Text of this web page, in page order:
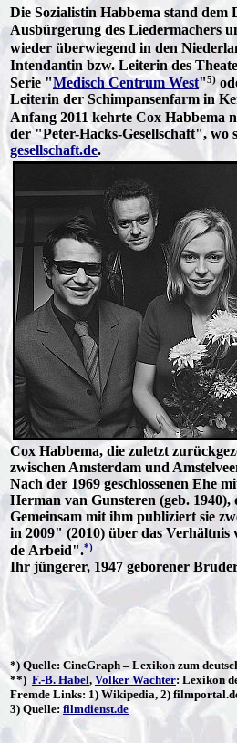
Die Sozialistin Habbema stand dem
Ausbürgerung des Liedermachers
wieder überwiegend in den
Intendantin bzw. Leiterin des
Serie "Medisch Centrum West"5)
Leiterin der Schimpansenfarm in
Anfang 2011 kehrte Cox Habbema
der "Peter-Hacks-Gesellschaft", wo
gesellschaft.de.
Cox Habbema, die zuletzt
zwischen Amsterdam und
Nach der 1969 geschlossenen Ehe
Herman van Gunsteren (geb.
Gemeinsam mit ihm publiziert sie
in 2009" (2010) über das
de Arbeid".*)
Ihr jüngerer, 1947 geborener
*) Quelle: CineGraph– Lexikon zum
**) F.-B. Habel, Volker Wachter: Lexikon
Fremde Links: 1) Wikipedia, 2)
3) Quelle:filmdienst.de